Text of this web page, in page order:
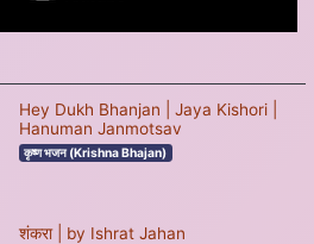
Hey Dukh Bhanjan | Jaya Kishori |
Hanuman Janmotsav
कृष्ण भजन (Krishna Bhajan)
शंकरा | by Ishrat Jahan